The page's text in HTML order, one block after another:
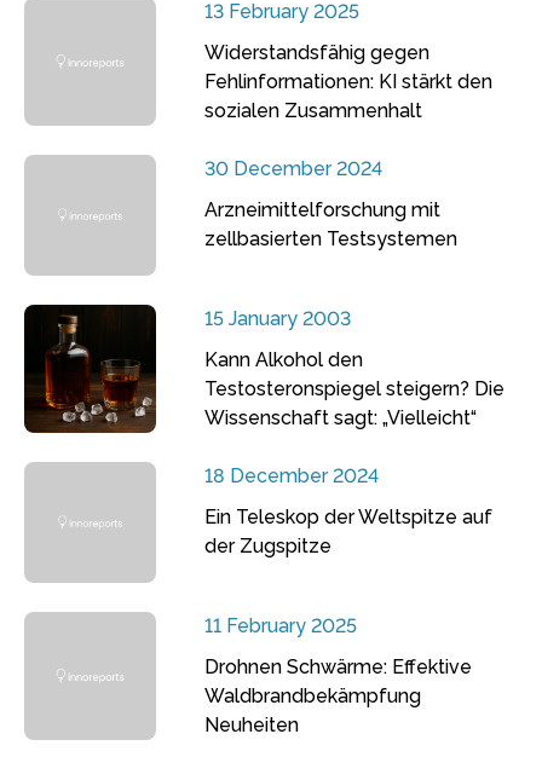
13 February 2025
Widerstandsfähig gegen
Fehlinformationen: KI stärkt den
sozialen Zusammenhalt
30 December 2024
Arzneimittelforschung mit
zellbasierten Testsystemen
15 January 2003
Kann Alkohol den
Testosteronspiegel steigern? Die
Wissenschaft sagt: „Vielleicht“
18 December 2024
Ein Teleskop der Weltspitze auf
der Zugspitze
11 February 2025
Drohnen Schwärme: Effektive
Waldbrandbekämpfung
Neuheiten